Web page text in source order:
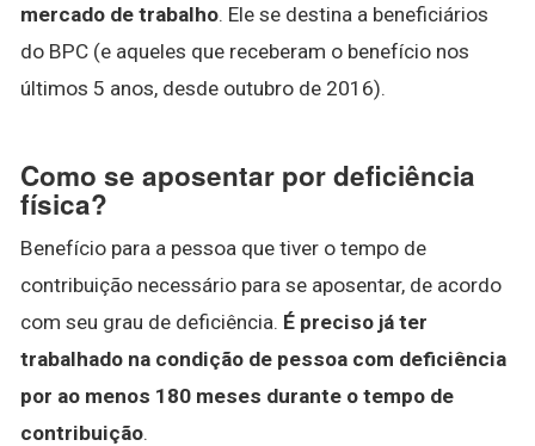
mercado de trabalho. Ele se destina a beneficiários
do BPC (e aqueles que receberam o benefício nos
últimos 5 anos, desde outubro de 2016).
Como se aposentar por deficiência
física?
Benefício para a pessoa que tiver o tempo de
contribuição necessário para se aposentar, de acordo
com seu grau de deficiência. É preciso já ter
trabalhado na condição de pessoa com deficiência
por ao menos 180 meses durante o tempo de
contribuição.